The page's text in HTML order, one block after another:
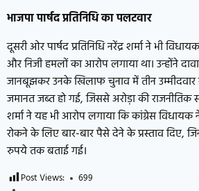
भाजपा पार्षद प्रतिनिधि का पलटवार
दूसरी ओर पार्षद प्रतिनिधि नरेंद्र शर्मा ने भी
और निजी हमलों का आरोप लगाया था। उन्होंने
जानबूझकर उनके खिलाफ चुनाव में तीन
जमानत जब्त हो गई, जिससे अरोड़ा की राजनीतिक
शर्मा ने यह भी आरोप लगाया कि कांग्रेस विधायक
रोकने के लिए बार-बार पैसे देने के प्रस्ताव दिए,
रुपये तक बताई गई।
Post Views: 699